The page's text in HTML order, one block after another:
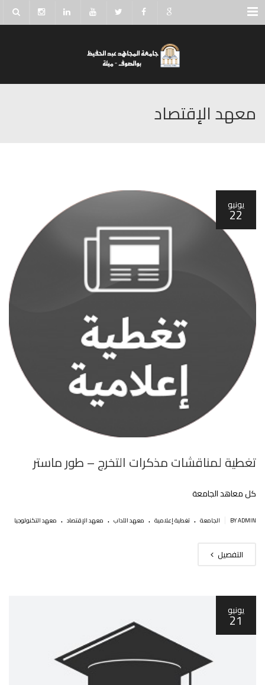
Menu
معهد الإقتصاد
يونيو
22
تغطية لمناقشات مذكرات التخرج – طور ماستر
كل معاهد الجامعة
BY ADMIN الجامعة . تغطية إعلامية . معهد الآداب . معهد الإقتصاد . معهد التكنولوجيا
التفصيل
يونيو
21